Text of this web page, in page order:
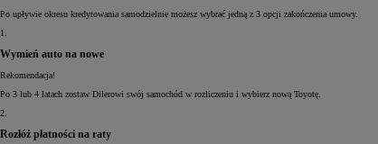
Po upływie okresu kredytowania samodzielnie możesz wybrać jedną z 3 opcji zakończenia umowy.
1.
Wymień auto na nowe
Rekomendacja!
Po 3 lub 4 latach zostaw Dilerowi swój samochód w rozliczeniu i wybierz nową Toyotę.
2.
Rozłóż płatności na raty